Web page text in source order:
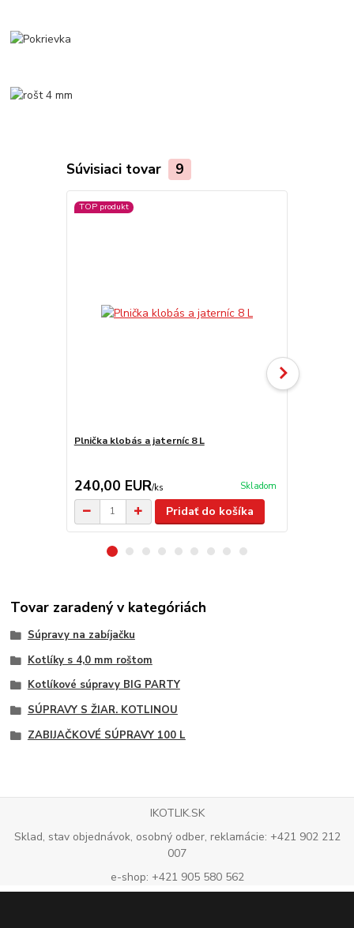
Súvisiaci tovar 9
TOP produkt
Plnička klobás a jaterníc 8 L
240,00 EUR/ks Skladom
Pridať do košíka
Tovar zaradený v kategóriách
Súpravy na zabíjačku
Kotlíky s 4,0 mm roštom
Kotlíkové súpravy BIG PARTY
SÚPRAVY S ŽIAR. KOTLINOU
ZABIJAČKOVÉ SÚPRAVY 100 L
IKOTLIK.SK
Sklad, stav objednávok, osobný odber, reklamácie: +421 902 212
007
e-shop: +421 905 580 562